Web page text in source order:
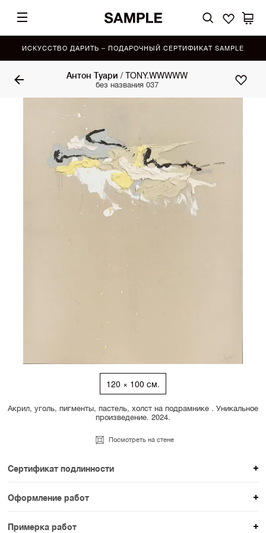
ИСКУССТВО ДАРИТЬ – ПОДАРОЧНЫЙ СЕРТИФИКАТ SAMPLE
Антон Туари / TONY.WWWWW
без названия 037
120 × 100 см.
Акрил, уголь, пигменты, пастель, холст на подрамнике . Уникальное
произведение. 2024.
Посмотреть на стене
Сертификат подлинности
К каждому авторскому произведению мы
прикладываем сертификат подлинности. Для товаров
раздела SAMPLE СЕРИЯ сертификаты не
Оформление работ
При покупке произведения вы можете выбрать и
Примерка работ